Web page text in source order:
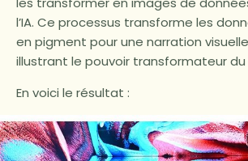
l’IA. Ce processus transforme les
en pigment pour une narration
illustrant le pouvoir transformateur du
En voici le résultat :